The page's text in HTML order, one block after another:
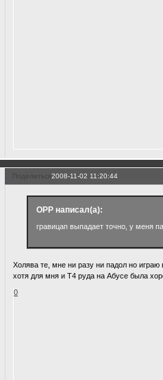
Поделиться2008-11-02 11:20:44
OPP написал(а):
гравицап выпадает точно, у меня
Холява те, мне ни разу ни падол но
хотя для мня и Т4 руда на Абусе была
0